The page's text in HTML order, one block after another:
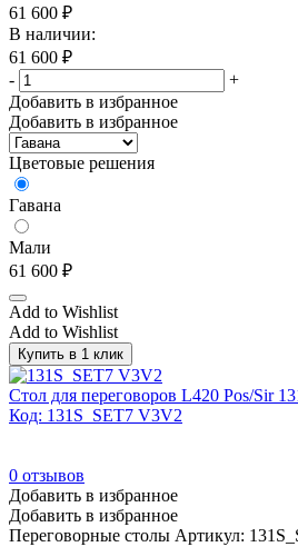
61 600 ₽
В наличии:
61 600 ₽
-
+
Добавить в избранное
Добавить в избранное
Цветовые решения
Гавана
Мали
61 600 ₽
Add to Wishlist
Add to Wishlist
Купить в 1 клик
Стол для переговоров L420 Pos/Sir
Код: 131S_SET7 V3V2
0 отзывов
Добавить в избранное
Добавить в избранное
Переговорные столы Артикул: